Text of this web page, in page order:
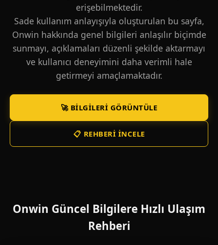
erişebilmektedir.
Sade kullanım anlayışıyla oluşturulan bu sayfa,
Onwin hakkında genel bilgileri anlaşılır biçimde
sunmayı, açıklamaları düzenli şekilde aktarmayı
ve kullanıcı deneyimini daha verimli hale
getirmeyi amaçlamaktadır.
🚀 BILGILERI GÖRÜNTÜLE
📋 REHBERI İNCELE
Onwin Güncel Bilgilere Hızlı Ulaşım
Rehberi